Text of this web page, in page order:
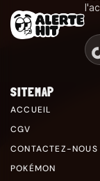
SITEMAP
ACCUEIL
CGV
CONTACTEZ-NOUS
POKÉMON